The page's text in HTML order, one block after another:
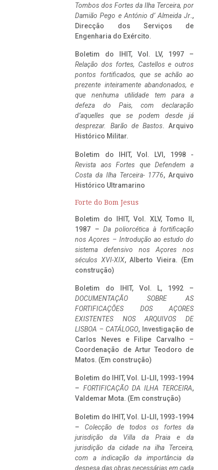
Tombos dos Fortes da Ilha Terceira, por
Damião Pego e António d’ Almeida Jr.,
Direcção dos Serviços de
Engenharia do Exército.
Boletim do IHIT, Vol. LV, 1997 –
Relação dos fortes, Castellos e outros
pontos fortificados, que se achão ao
prezente inteiramente abandonados, e
que nenhuma utilidade tem para a
defeza do Pais, com declaração
d’aquelles que se podem desde já
desprezar. Barão de Bastos. Arquivo
Histórico Militar.
Boletim do IHIT, Vol. LVI, 1998 -
Revista aos Fortes que Defendem a
Costa da Ilha Terceira- 1776, Arquivo
Histórico Ultramarino
Forte do Bom Jesus
Boletim do IHIT, Vol. XLV, Tomo II,
1987 – Da poliorcética à fortificação
nos Açores – Introdução ao estudo do
sistema defensivo nos Açores nos
séculos XVI-XIX, Alberto Vieira. (Em
construção)
Boletim do IHIT, Vol. L, 1992 –
DOCUMENTAÇÃO SOBRE AS
FORTIFICAÇÕES DOS AÇORES
EXISTENTES NOS ARQUIVOS DE
LISBOA – CATÁLOGO, Investigação de
Carlos Neves e Filipe Carvalho –
Coordenação de Artur Teodoro de
Matos. (Em construção)
Boletim do IHIT, Vol. LI-LII, 1993-1994
– FORTIFICAÇÃO DA ILHA TERCEIRA,
Valdemar Mota. (Em construção)
Boletim do IHIT, Vol. LI-LII, 1993-1994
– Colecção de todos os fortes da
jurisdição da Villa da Praia e da
jurisdição da cidade na ilha Terceira,
com a indicação da importância da
despesa das obras necessárias em cada